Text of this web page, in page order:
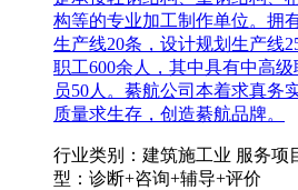
构等的专业加工制作单位。拥
生产线20条，设计规划生产线
职工600余人，其中具有中高
员50人。綦航公司本着求真务
质量求生存，创造綦航品牌。
行业类别：建筑施工业 服务项
型：诊断+咨询+辅导+评价